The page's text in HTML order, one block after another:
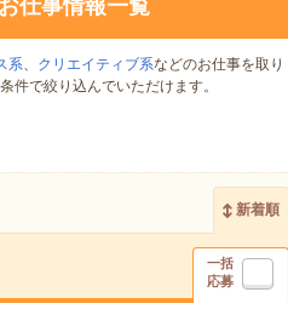
仕事情報一覧
系、 クリエイティブ系などのお仕事を取り
件で絞り込んでいただけます。
新着順
一括
応募